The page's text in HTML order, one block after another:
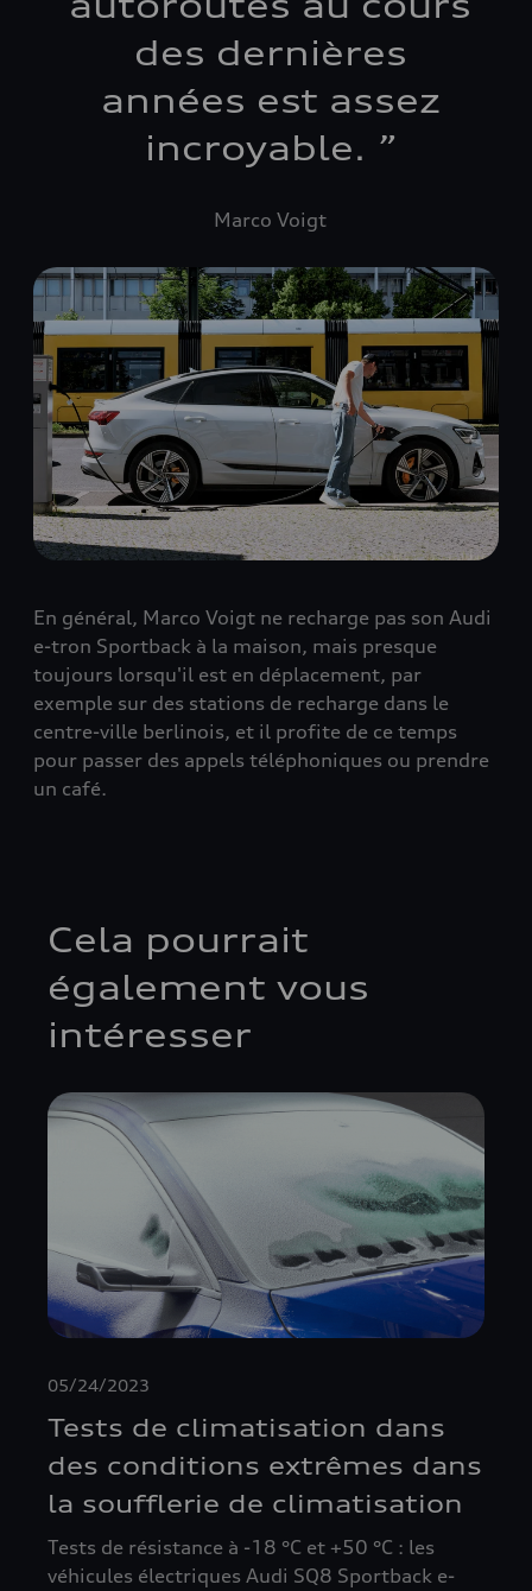
des dernières
années est assez
incroyable. ”
Marco Voigt
En général, Marco Voigt ne recharge pas son Audi
e-tron Sportback à la maison, mais presque
toujours lorsqu'il est en déplacement, par
exemple sur des stations de recharge dans le
centre-ville berlinois, et il profite de ce temps
pour passer des appels téléphoniques ou prendre
un café.
Cela pourrait
également vous
intéresser
05/24/2023
Tests de climatisation dans
des conditions extrêmes dans
la soufflerie de climatisation
Tests de résistance à -18 °C et +50 °C : les
véhicules électriques Audi SQ8 Sportback e-